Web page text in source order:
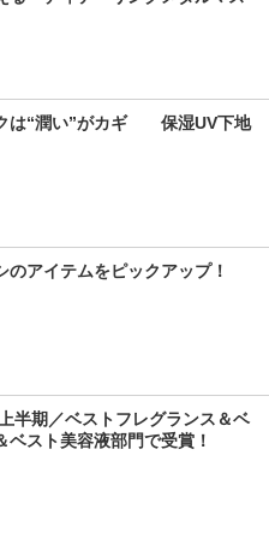
は“潤い”がカギ　　保湿UV下地
のアイテムをピックアップ！
半期／ベストフレグランス＆ベ
ベスト美容液部門で受賞！